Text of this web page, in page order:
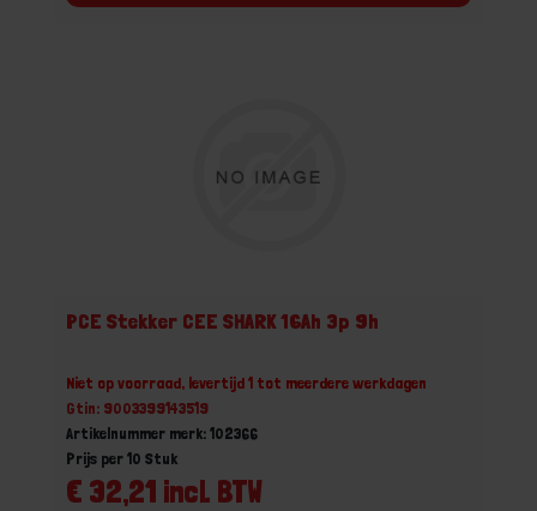
PCE Stekker CEE SHARK 16Ah 3p 9h
Niet op voorraad, levertijd 1 tot meerdere werkdagen
Gtin: 9003399143519
Artikelnummer merk: 102366
€ 32,21 incl. BTW
Prijs per 10 Stuk